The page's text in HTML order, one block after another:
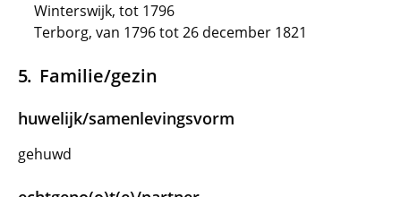
Winterswijk, tot 1796
Terborg, van 1796 tot 26 december 1821
Familie/gezin
huwelijk/samenlevingsvorm
gehuwd